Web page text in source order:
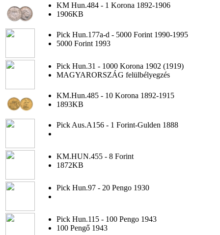
KM Hun.484 - 1 Korona 1892-1906
1906KB
Pick Hun.177a-d - 5000 Forint 1990-1995
5000 Forint 1993
Pick Hun.31 - 1000 Korona 1902 (1919)
MAGYARORSZÁG felülbélyegzés
KM.Hun.485 - 10 Korona 1892-1915
1893KB
Pick Aus.A156 - 1 Forint-Gulden 1888
KM.HUN.455 - 8 Forint
1872KB
Pick Hun.97 - 20 Pengo 1930
Pick Hun.115 - 100 Pengo 1943
100 Pengő 1943